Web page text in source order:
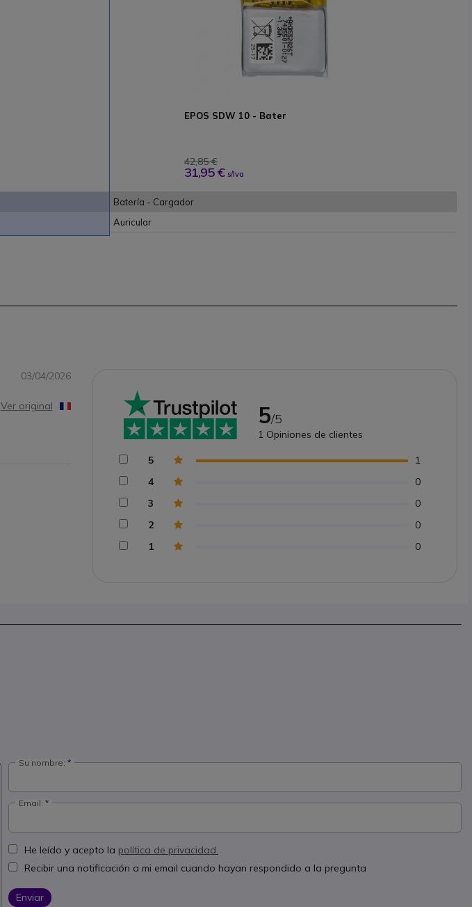
EPOS SDW 10 - Bater
42,85 €
31,95 € s/Iva
Batería - Cargador
Auricular
03/04/2026
Ver original 5/5
1 Opiniones de clientes
5
1
4
0
3
0
2
0
1
0
Su nombre:
Email:
He leído y acepto la política de privacidad.
Recibir una notificación a mi email cuando hayan respondido a la pregunta
Enviar